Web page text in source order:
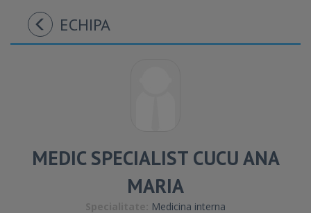
ECHIPA
MEDIC SPECIALIST CUCU ANA
MARIA
Medicina interna